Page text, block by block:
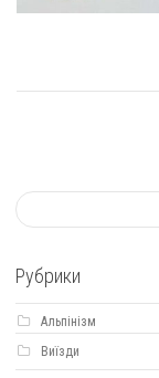
Рубрики
Альпінізм
Виїзди